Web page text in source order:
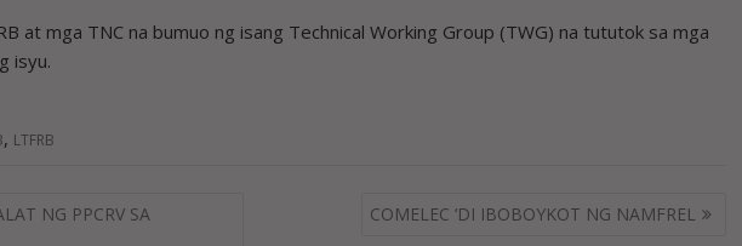
at mga TNC na bumuo ng isang Technical Working Group (TWG) na tututok sa mga
isyu.
, LTFRB
NG PPCRV SA
COMELEC ‘DI IBOBOYKOT NG NAMFREL